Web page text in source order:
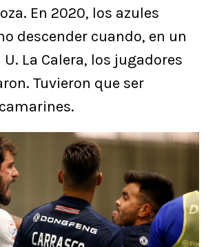
En 2020, los azules
descender cuando, en un
La Calera, los jugadores
Tuvieron que ser